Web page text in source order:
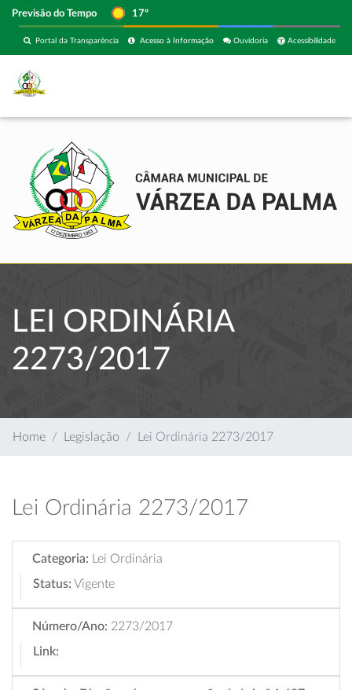
Previsão do Tempo 17º
Acessibilidade
Ouvidoria
Acesso à Informação
Portal da Transparência
LEI ORDINÁRIA
2273/2017
Home Legislação Lei Ordinária 2273/2017
Lei Ordinária 2273/2017
Categoria:
Lei Ordinária
Status: Vigente
Número/Ano: 2273/2017
Link: